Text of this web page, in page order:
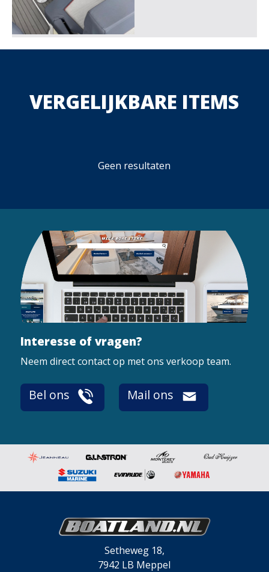
VERGELIJKBARE ITEMS
Geen resultaten
Interesse of vragen?
Neem direct contact op met ons verkoop team.
Bel ons Mail ons
Setheweg 18,
7942 LB Meppel